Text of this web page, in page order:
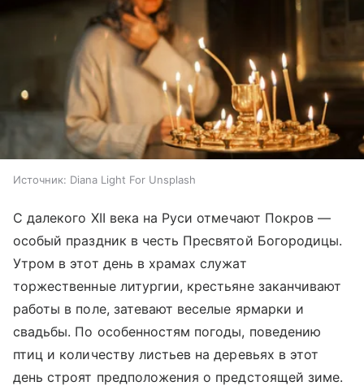
Источник: Diana Light For Unsplash
С далекого XII века на Руси отмечают Покров —
особый праздник в честь Пресвятой Богородицы.
Утром в этот день в храмах служат
торжественные литургии, крестьяне заканчивают
работы в поле, затевают веселые ярмарки и
свадьбы. По особенностям погоды, поведению
птиц и количеству листьев на деревьях в этот
день строят предположения о предстоящей зиме.